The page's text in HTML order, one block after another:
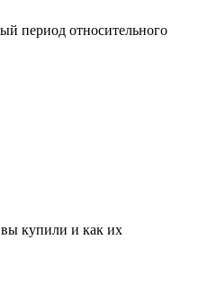
период относительного
вы купили и как их